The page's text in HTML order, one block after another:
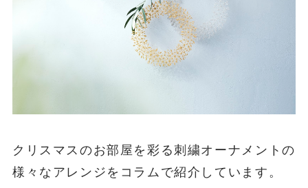
クリスマスのお部屋を彩る刺繍オーナメントの
様々なアレンジをコラムで紹介しています。